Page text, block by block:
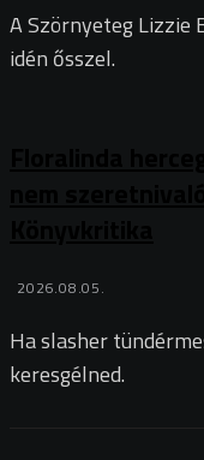
A Szörnyeteg
idén ősszel.
2026.08.05.
Ha slasher
keresgélned.